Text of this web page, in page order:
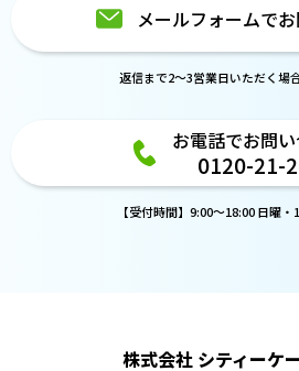
メールフォームで
返信まで2～3営業日いただく場
お電話でお問
0120-21-
【受付時間】9:00～18:00 日曜
株式会社 シティーケ